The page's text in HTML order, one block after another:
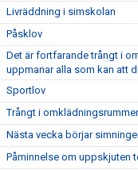
Livräddning i simskolan
Påsklov
Det är fortfarande trångt i
uppmanar alla som kan att
Sportlov
Trångt i
Nästa vecka börjar
Påminnelse om uppskjuten